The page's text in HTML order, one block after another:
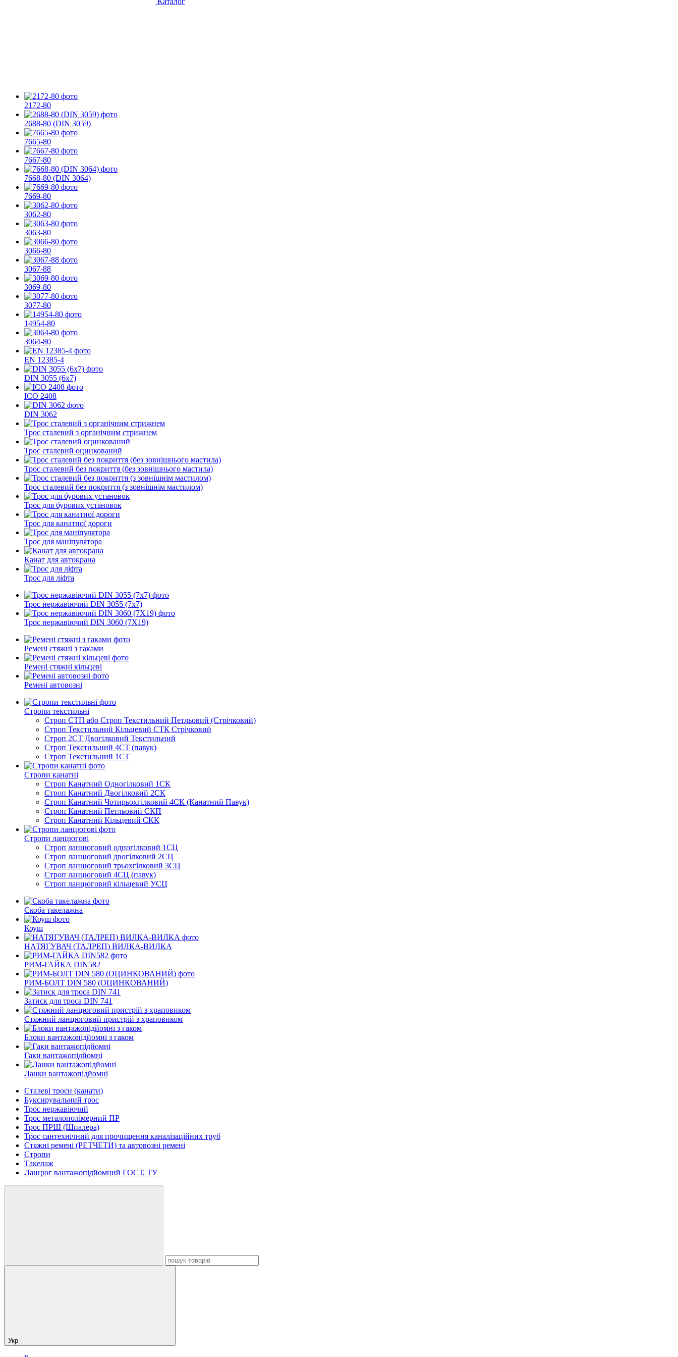
2172-80
2688-80 (DIN 3059)
7665-80
7667-80
7668-80 (DIN 3064)
7669-80
3062-80
3063-80
3066-80
3067-88
3069-80
3077-80
14954-80
3064-80
EN 12385-4
DIN 3055 (6x7)
ІСО 2408
DIN 3062
Трос сталевий з органічним стрижнем
Трос сталевий оцинкований
Трос сталевий без покриття (без зовнішнього мастила)
Трос сталевий без покриття (з зовнішнім мастилом)
Трос для бурових установок
Трос для канатної дороги
Трос для маніпулятора
Канат для автокрана
Трос для ліфта
Трос нержавіючий DIN 3055 (7x7)
Трос нержавіючий DIN 3060 (7X19)
Ремені стяжні з гаками
Ремені стяжні кільцеві
Ремені автовозні
Стропи текстильні
Строп СТП або Строп Текстильний Петльовий (Стрічковий)
Строп Текстильний Кільцевий СТК Стрічковий
Строп 2СТ Двогілковий Текстильний
Строп Текстильний 4СТ (павук)
Строп Текстильний 1СТ
Стропи канатні
Строп Канатний Одногілковий 1СК
Строп Канатний Двогілковий 2СК
Строп Канатний Чотирьохгілковий 4СК (Канатний Павук)
Строп Канатний Петльовий СКП
Строп Канатний Кільцевий СКК
Стропи ланцюгові
Строп ланцюговий одногілковий 1СЦ
Строп ланцюговий двогілковий 2СЦ
Строп ланцюговий трьохгілковий 3СЦ
Строп ланцюговий 4СЦ (павук)
Строп ланцюговий кільцевий УСЦ
Скоба такелажна
Коуш
НАТЯГУВАЧ (ТАЛРЕП) ВИЛКА-ВИЛКА
РИМ-ГАЙКА DIN582
РИМ-БОЛТ DIN 580 (ОЦИНКОВАНИЙ)
Затиск для троса DIN 741
Стяжний ланцюговий пристрій з храповиком
Блоки вантажопідйомні з гаком
Гаки вантажопідйомні
Ланки вантажопідйомні
Сталеві троси (канати)
Буксирувальний трос
Трос нержавіючий
Трос металополімерний ПР
Трос ПРШ (Шпалера)
Трос сантехнічний для прочищення каналізаційних труб
Стяжні ремені (РЕТЧЕТИ) та автовозні ремені
Стропи
Такелаж
Ланцюг вантажопідйомний ГОСТ, ТУ
Укр